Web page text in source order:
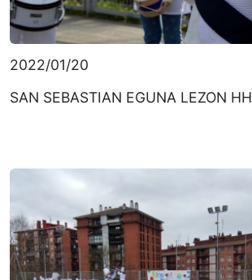
2022/01/20
SAN SEBASTIAN EGUNA LEZON HH